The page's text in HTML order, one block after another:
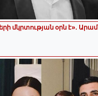
մկրտության օրն է»․ Արամ